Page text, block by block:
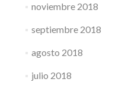
noviembre 2018
septiembre 2018
agosto 2018
julio 2018